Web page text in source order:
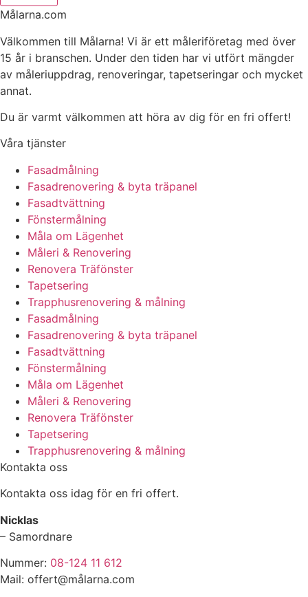
Målarna.com
Välkommen till Målarna! Vi är ett måleriföretag med över
15 år i branschen. Under den tiden har vi utfört mängder
av måleriuppdrag, renoveringar, tapetseringar och mycket
annat.
Du är varmt välkommen att höra av dig för en fri offert!
Våra tjänster
Fasadmålning
Fasadrenovering & byta träpanel
Fasadtvättning
Fönstermålning
Måla om Lägenhet
Måleri & Renovering
Renovera Träfönster
Tapetsering
Trapphusrenovering & målning
Fasadmålning
Fasadrenovering & byta träpanel
Fasadtvättning
Fönstermålning
Måla om Lägenhet
Måleri & Renovering
Renovera Träfönster
Tapetsering
Trapphusrenovering & målning
Kontakta oss
Kontakta oss idag för en fri offert.
Nicklas
– Samordnare
Nummer: 08-124 11 612
Mail: offert@målarna.com